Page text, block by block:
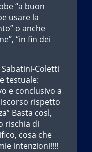
“a buon
usare la
o anche
“in fin dei
Coletti
testuale:
e conclusivo a
rispetto
Basta così,
rischia di
cosa che
intenzioni!!!!